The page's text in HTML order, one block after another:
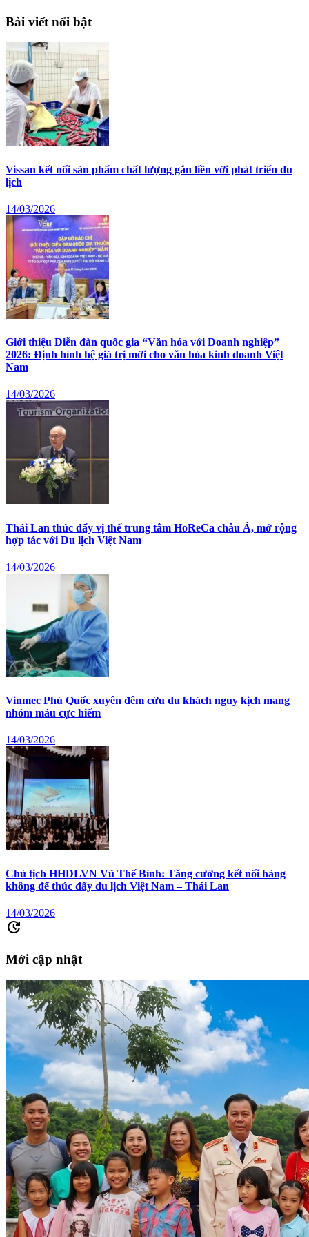
Bài viết nổi bật
Vissan kết nối sản phẩm chất lượng gắn liền với phát triển du
lịch
14/03/2026
Giới thiệu Diễn đàn quốc gia “Văn hóa với Doanh nghiệp”
2026: Định hình hệ giá trị mới cho văn hóa kinh doanh Việt
Nam
14/03/2026
Thái Lan thúc đẩy vị thế trung tâm HoReCa châu Á, mở rộng
hợp tác với Du lịch Việt Nam
14/03/2026
Vinmec Phú Quốc xuyên đêm cứu du khách nguy kịch mang
nhóm máu cực hiếm
14/03/2026
Chủ tịch HHDLVN Vũ Thế Bình: Tăng cường kết nối hàng
không để thúc đẩy du lịch Việt Nam – Thái Lan
14/03/2026
update
Mới cập nhật